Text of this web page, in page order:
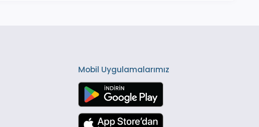
Mobil Uygulamalarımız